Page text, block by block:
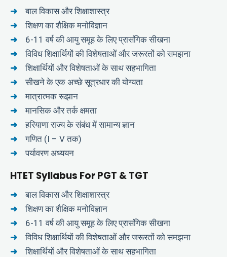
बाल विकास और शिक्षाशास्त्र
शिक्षण का शैक्षिक मनोविज्ञान
6-11 वर्ष की आयु समूह के लिए प्रासंगिक सीखना
विविध शिक्षार्थियों की विशेषताओं और जरूरतों को समझना
शिक्षार्थियों और विशेषताओं के साथ सहभागिता
सीखने के एक अच्छे सूत्रधार की योग्यता
मात्रात्मक रूझान
मानसिक और तर्क क्षमता
हरियाणा राज्य के संबंध में सामान्य ज्ञान
गणित (I – V तक)
पर्यावरण अध्ययन
HTET Syllabus For PGT & TGT
बाल विकास और शिक्षाशास्त्र
शिक्षण का शैक्षिक मनोविज्ञान
6-11 वर्ष की आयु समूह के लिए प्रासंगिक सीखना
विविध शिक्षार्थियों की विशेषताओं और जरूरतों को समझना
शिक्षार्थियों और विशेषताओं के साथ सहभागिता